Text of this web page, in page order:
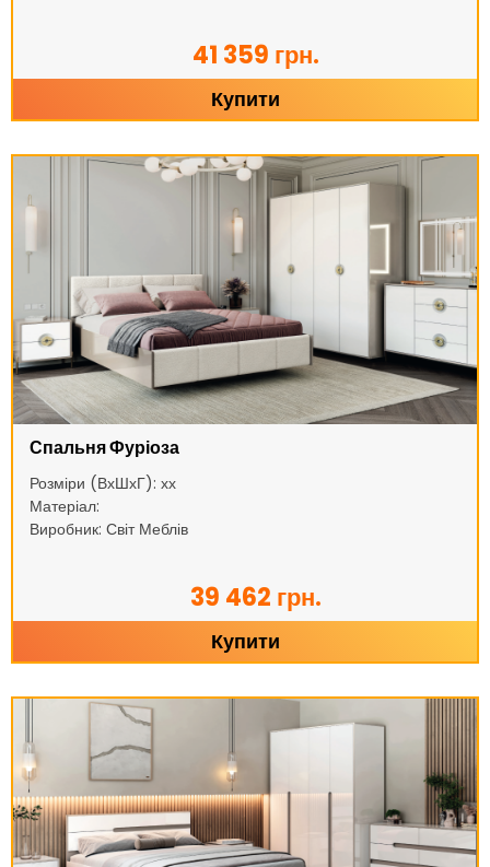
41 359 грн.
Купити
Спальня Фуріоза
Розміри (ВхШхГ): хх
Матеріал:
Виробник: Світ Меблів
39 462 грн.
Купити